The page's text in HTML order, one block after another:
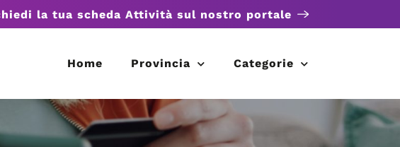
la tua scheda Attività sul nostro portale
Home Provincia Categorie